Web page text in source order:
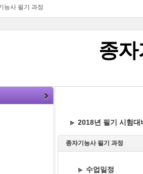
능사 필기 과정
종
2018년 필기 시험대
종자기능사 필기 과정
수업일정